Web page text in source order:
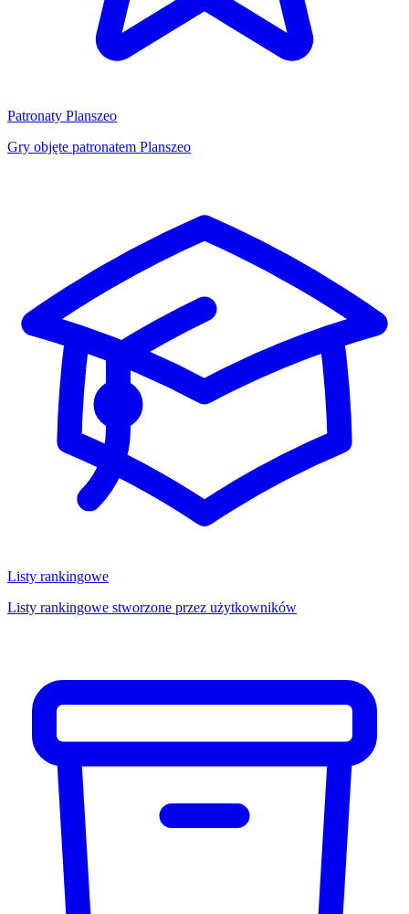
Patronaty Planszeo
Gry objęte patronatem Planszeo
Listy rankingowe
Listy rankingowe stworzone przez użytkowników